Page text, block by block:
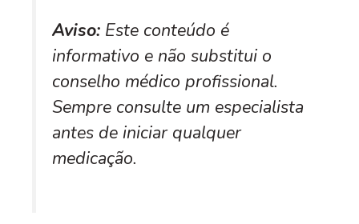
Aviso: Este conteúdo é
informativo e não substitui o
conselho médico profissional.
Sempre consulte um especialista
antes de iniciar qualquer
medicação.